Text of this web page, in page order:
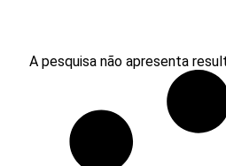
A pesquisa não apresenta